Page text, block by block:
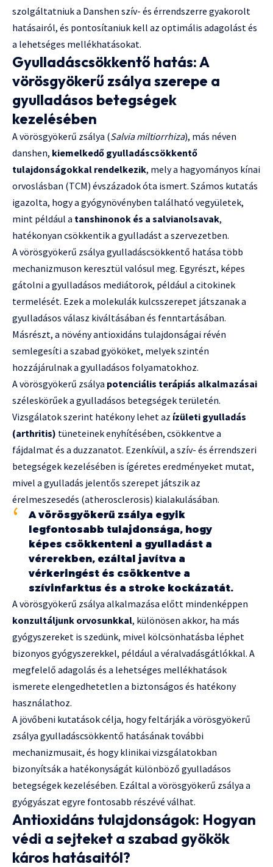
szolgáltatniuk a Danshen szív- és érrendszerre gyakorolt
hatásairól, és pontosítaniuk kell az optimális adagolást és
a lehetséges mellékhatásokat.
Gyulladáscsökkentő hatás: A
vörösgyökerű zsálya szerepe a
gyulladásos betegségek
kezelésében
A vörösgyökerű zsálya (Salvia miltiorrhiza), más néven
danshen, kiemelkedő gyulladáscsökkentő
tulajdonságokkal rendelkezik, mely a hagyományos kínai
orvoslásban (TCM) évszázadok óta ismert. Számos kutatás
igazolta, hogy a gyógynövényben található vegyületek,
mint például a tanshinonok és a salvianolsavak,
hatékonyan csökkentik a gyulladást a szervezetben.
A vörösgyökerű zsálya gyulladáscsökkentő hatása több
mechanizmuson keresztül valósul meg. Egyrészt, képes
gátolni a gyulladásos mediátorok, például a citokinek
termelését. Ezek a molekulák kulcsszerepet játszanak a
gyulladásos válasz kiváltásában és fenntartásában.
Másrészt, a növény antioxidáns tulajdonságai révén
semlegesíti a szabad gyököket, melyek szintén
hozzájárulnak a gyulladásos folyamatokhoz.
A vörösgyökerű zsálya potenciális terápiás alkalmazásai
széleskörűek a gyulladásos betegségek területén.
Vizsgálatok szerint hatékony lehet az ízületi gyulladás
(arthritis) tüneteinek enyhítésében, csökkentve a
fájdalmat és a duzzanatot. Ezenkívül, a szív- és érrendszeri
betegségek kezelésében is ígéretes eredményeket mutat,
mivel a gyulladás jelentős szerepet játszik az
érelmeszesedés (atherosclerosis) kialakulásában.
A vörösgyökerű zsálya egyik
legfontosabb tulajdonsága, hogy
képes csökkenteni a gyulladást a
vérerekben, ezáltal javítva a
vérkeringést és csökkentve a
szívinfarktus és a stroke kockázatát.
A vörösgyökerű zsálya alkalmazása előtt mindenképpen
konzultáljunk orvosunkkal, különösen akkor, ha más
gyógyszereket is szedünk, mivel kölcsönhatásba léphet
bizonyos gyógyszerekkel, például a véralvadásgátlókkal. A
megfelelő adagolás és a lehetséges mellékhatások
ismerete elengedhetetlen a biztonságos és hatékony
használathoz.
A jövőbeni kutatások célja, hogy feltárják a vörösgyökerű
zsálya gyulladáscsökkentő hatásának további
mechanizmusait, és hogy klinikai vizsgálatokban
bizonyítsák a hatékonyságát különböző gyulladásos
betegségek kezelésében. Ezáltal a vörösgyökerű zsálya a
gyógyászat egyre fontosabb részévé válhat.
Antioxidáns tulajdonságok: Hogyan
védi a sejteket a szabad gyökök
káros hatásaitól?